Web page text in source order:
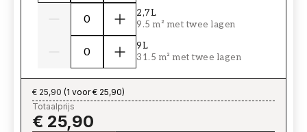
2,7L
9.5 m² met twee lagen
9L
31.5 m² met twee lagen
€ 25,90 (1 voor € 25,90)
Totaalprijs
€ 25,90